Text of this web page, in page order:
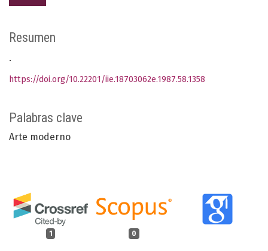
Palabras clave
Arte moderno
1 0
Resumen
.
https://doi.org/10.22201/iie.18703062e.1987.58.1358